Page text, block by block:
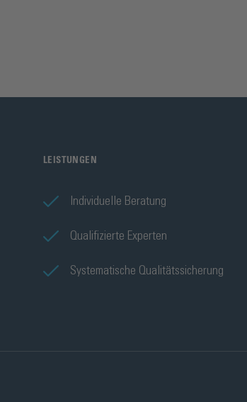
LEISTUNGEN
Individuelle Beratung
Qualifizierte Experten
Systematische Qualitätssicherung